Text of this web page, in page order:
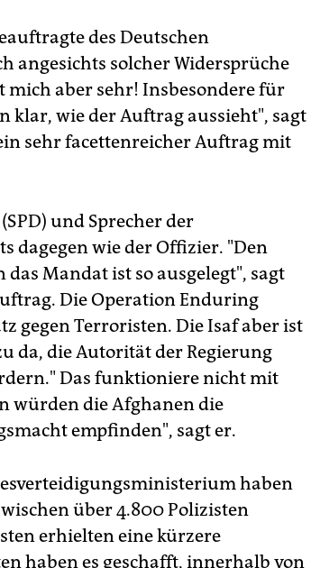
des Deutschen
angesichts solcher Widersprüche
aber sehr! Insbesondere für
klar, wie der Auftrag aussieht", sagt
sehr facettenreicher Auftrag mit
und Sprecher der
dagegen wie der Offizier. "Den
Mandat ist so ausgelegt", sagt
Die Operation Enduring
gegen Terroristen. Die Isaf aber ist
da, die Autorität der Regierung
Das funktioniere nicht mit
würden die Afghanen die
empfinden", sagt er.
haben
über 4.800 Polizisten
erhielten eine kürzere
haben es geschafft, innerhalb von